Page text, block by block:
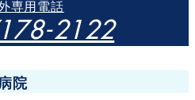
専用電話
2122
院